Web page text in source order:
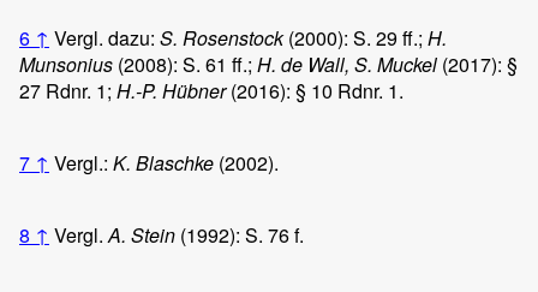
6 ↑ Vergl. dazu: S. Rosenstock(2000): S. 29 ff.; H.
Munsonius (2008): S. 61 ff.; H. de Wall, S. Muckel (2017): §
27 Rdnr. 1; H.-P. Hübner(2016): § 10 Rdnr. 1.
7 ↑ Vergl.: K. Blaschke (2002).
8 ↑ Vergl.A. Stein (1992): S. 76 f.